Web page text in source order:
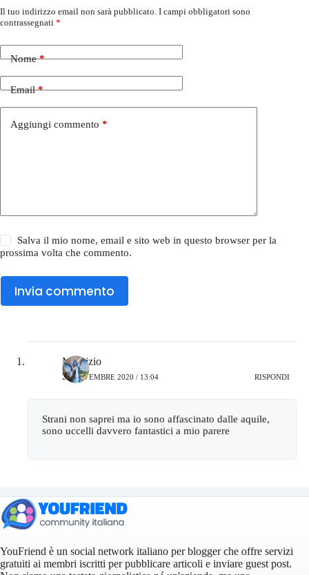
Il tuo indirizzo email non sarà pubblicato. I campi obbligatori sono
contrassegnati *
Nome*
Email*
Aggiungi commento *
Salva il mio nome, email e sito web in questo browser per la
prossima volta che commento.
Invia commento
Maurizio
20 NOVEMBRE 2020 / 13:04 RISPONDI
Strani non saprei ma io sono affascinato dalle aquile,
sono uccelli davvero fantastici a mio parere
YouFriend è un social network italiano per blogger che offre servizi
gratuiti ai membri iscritti per pubblicare articoli e inviare guest post.